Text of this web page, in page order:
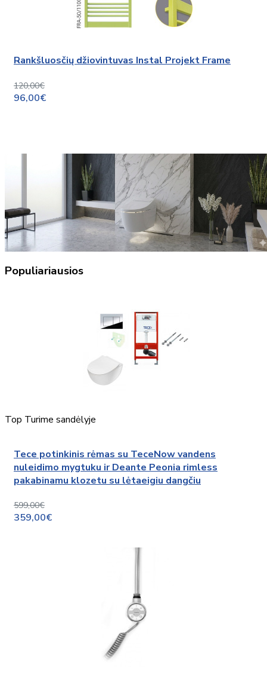
Rankšluosčių džiovintuvas Instal Projekt Frame
120,00€
96,00€
Populiariausios
Top Turime sandėlyje
Tece potinkinis rėmas su TeceNow vandens
nuleidimo mygtuku ir Deante Peonia rimless
pakabinamu klozetu su lėtaeigiu dangčiu
599,00€
359,00€